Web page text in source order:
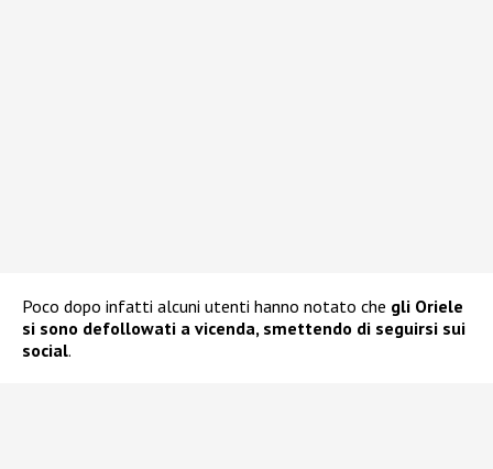
Poco dopo infatti alcuni utenti hanno notato che gli Oriele
si sono defollowati a vicenda, smettendo di seguirsi sui
social.